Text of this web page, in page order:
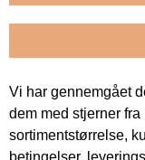
Vi har gennemgået
dem med stjerner
sortimentstørrelse,
betingelser,